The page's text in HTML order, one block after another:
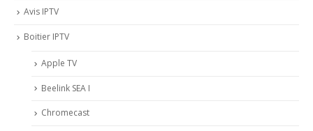
Avis IPTV
Boitier IPTV
Apple TV
Beelink SEA I
Chromecast